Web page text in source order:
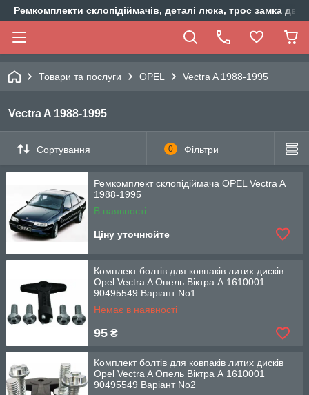
Ремкомплекти склопідіймачів, деталі люка, трос замка
Товари та послуги OPEL Vectra A 1988-1995
Vectra A 1988-1995
Сортування 0 Фільтри
Ремкомплект склопідіймача OPEL Vectra A
1988-1995
В наявності
Ціну уточнюйте
Комплект болтів для ковпаків литих дисків
Opel Vectra A Опель Віктра А 1610001
90495549 Варіант No1
Немає в наявності
95 ₴
Комплект болтів для ковпаків литих дисків
Opel Vectra A Опель Віктра А 1610001
90495549 Варіант No2